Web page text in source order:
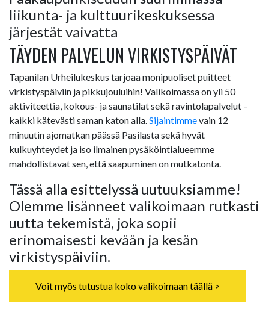
liikunta- ja kulttuurikeskuksessa
järjestät vaivatta
TÄYDEN PALVELUN VIRKISTYSPÄIVÄT
Tapanilan Urheilukeskus tarjoaa monipuoliset puitteet
virkistyspäiviin ja pikkujouluihin! Valikoimassa on yli 50
aktiviteettia, kokous- ja saunatilat sekä ravintolapalvelut –
kaikki kätevästi saman katon alla.Sijaintimmevain 12
minuutin ajomatkan päässä Pasilasta sekä hyvät
kulkuyhteydet ja iso ilmainen pysäköintialueemme
mahdollistavat sen, että saapuminen on mutkatonta.
Tässä alla esittelyssä uutuuksiamme!
Olemme lisänneet valikoimaan rutkasti
uutta tekemistä, joka sopii
erinomaisesti kevään ja kesän
virkistyspäiviin.
Voit myös tutustua koko valikoimaan täällä >